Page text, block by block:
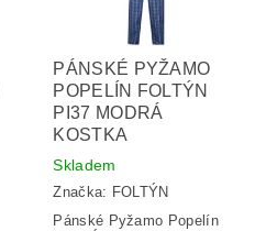
PÁNSKÉ PYŽAMO
POPELÍN FOLTÝN
PI37 MODRÁ
KOSTKA
Skladem
Značka: FOLTÝN
Pánské Pyžamo Popelín